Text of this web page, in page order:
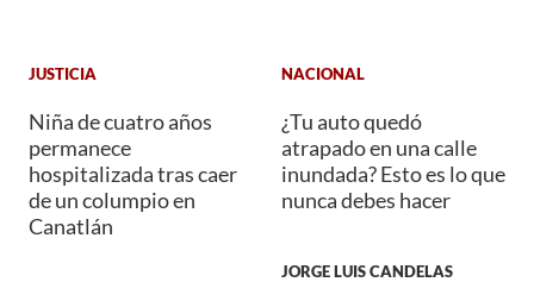
JUSTICIA
Niña de cuatro años
permanece
hospitalizada tras caer
de un columpio en
Canatlán
NACIONAL
¿Tu auto quedó
atrapado en una calle
inundada? Esto es lo que
nunca debes hacer
JORGE LUIS CANDELAS